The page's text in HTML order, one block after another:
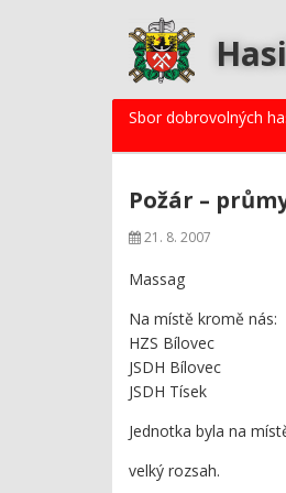
Sbor dobrovolných
Požár –
21. 8. 2007
Massag
Na místě kromě nás:
HZS Bílovec
JSDH Bílovec
JSDH Tísek
Jednotka byla na
velký rozsah.